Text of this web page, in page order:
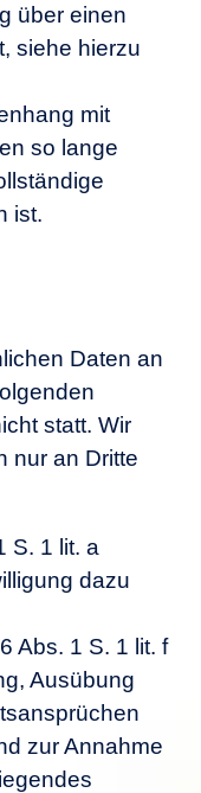
über einen
siehe hierzu
mit
so lange
ist.
Daten an
statt. Wir
nur an Dritte
S. 1 lit. a
dazu
Abs. 1 S. 1 lit. f
Ausübung
zur Annahme